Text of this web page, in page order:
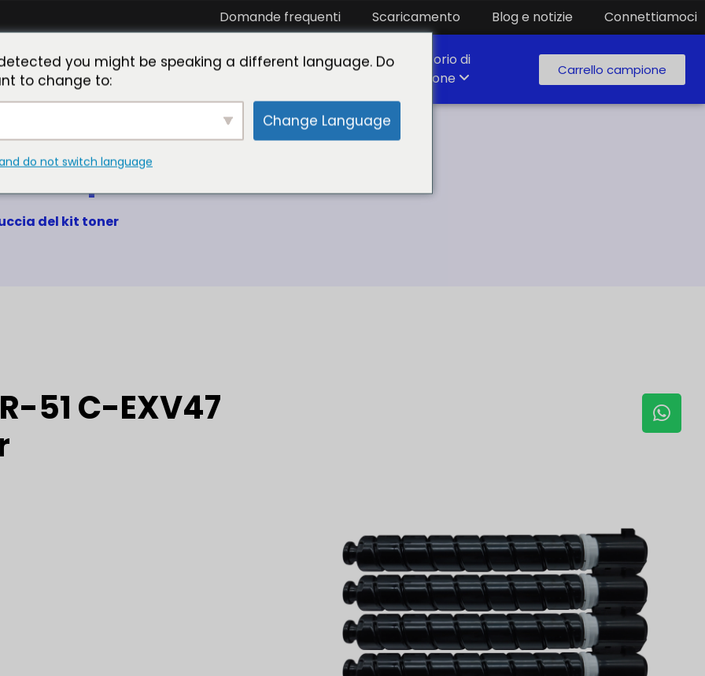
Domande frequenti Scaricamento Blog e notizie Connettiamoci
Collabora con noi
Vi presentiamo il Toner
Laboratorio di
produzione
Carrello campione
Canon
del kit toner
51 C-EXV47
you might be speaking a different language. Do
to change to:
Change Language
do not switch language